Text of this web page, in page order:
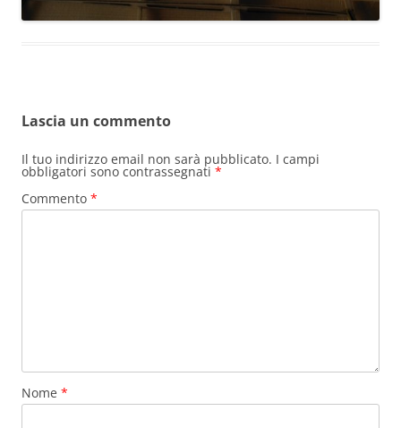
Lascia un commento
Il tuo indirizzo email non sarà pubblicato. I campi
obbligatori sono contrassegnati *
Commento *
Nome *